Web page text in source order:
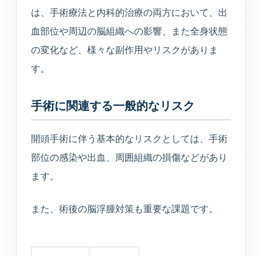
は、手術療法と内科的治療の両方において、出
血部位や周辺の脳組織への影響、また全身状態
の変化など、様々な副作用やリスクがありま
す。
手術に関連する一般的なリスク
開頭手術に伴う基本的なリスクとしては、手術
部位の感染や出血、周囲組織の損傷などがあり
ます。
また、術後の脳浮腫対策も重要な課題です。